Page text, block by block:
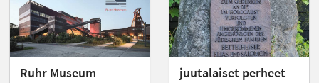
Ruhr Museum
juutalaiset perheet